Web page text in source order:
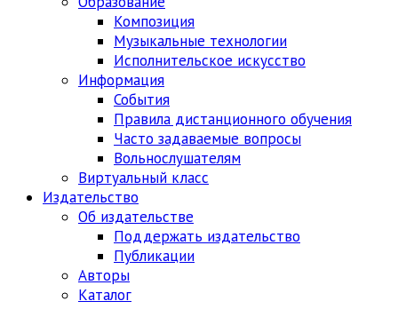
Композиция
Музыкальные технологии
Исполнительское искусство
Информация
События
Правила дистанционного обучения
Часто задаваемые вопросы
Вольнослушателям
Виртуальный класс
Издательство
Об издательстве
Поддержать издательство
Публикации
Авторы
Каталог